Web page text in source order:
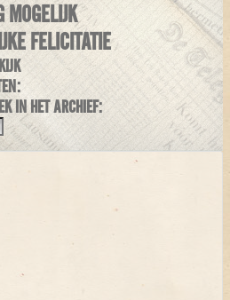
MOGELIJK
FELICITATIE
IN HET ARCHIEF: